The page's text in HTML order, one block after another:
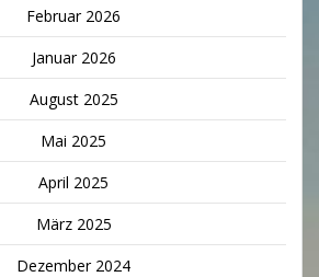
Februar 2026
Januar 2026
August 2025
Mai 2025
April 2025
März 2025
Dezember 2024